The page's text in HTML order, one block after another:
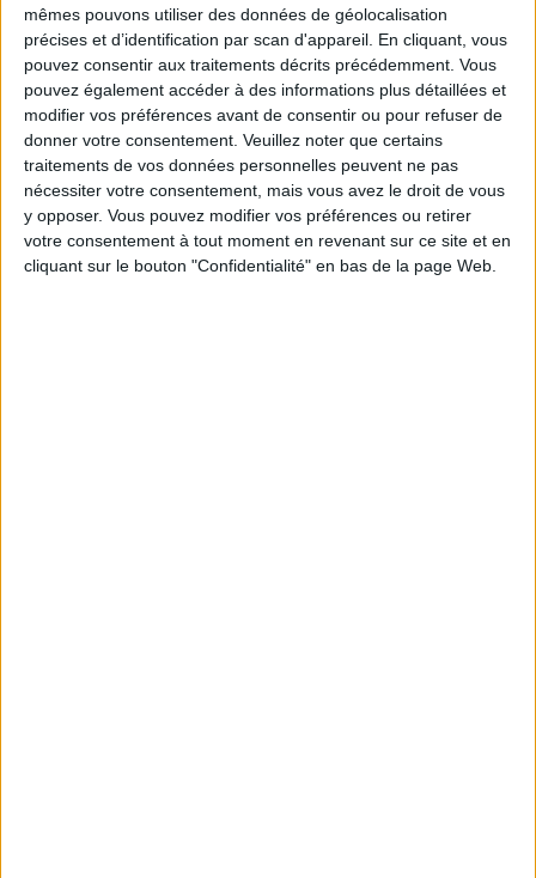
mêmes pouvons utiliser des données de géolocalisation
précises et d’identification par scan d'appareil. En cliquant, vous
pouvez consentir aux traitements décrits précédemment. Vous
pouvez également accéder à des informations plus détaillées et
modifier vos préférences avant de consentir ou pour refuser de
donner votre consentement. Veuillez noter que certains
traitements de vos données personnelles peuvent ne pas
nécessiter votre consentement, mais vous avez le droit de vous
y opposer. Vous pouvez modifier vos préférences ou retirer
votre consentement à tout moment en revenant sur ce site et en
cliquant sur le bouton "Confidentialité" en bas de la page Web.
Combien de kilos souhaitez-vous perdre ?
Moins de
5 kilos
kilos
Plus de
10 kilos
Webinaires en direct